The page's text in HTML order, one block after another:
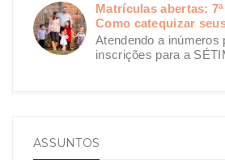
Matrículas abertas:
Como catequizar
Atendendo a inúmeros
inscrições para a
ASSUNTOS